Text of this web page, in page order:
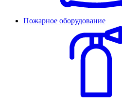
Пожарное оборудование